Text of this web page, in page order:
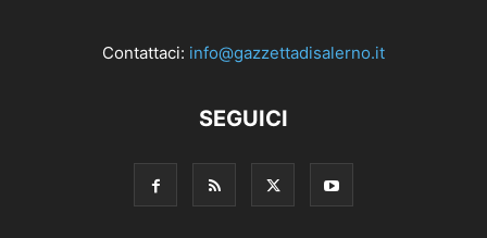
Contattaci: info@gazzettadisalerno.it
SEGUICI